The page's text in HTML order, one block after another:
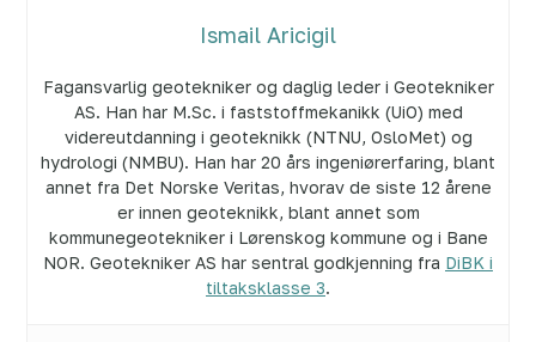
Ismail Aricigil
Fagansvarlig geotekniker og daglig leder i Geotekniker
AS. Han har M.Sc. i faststoffmekanikk (UiO) med
videreutdanning i geoteknikk (NTNU, OsloMet) og
hydrologi (NMBU). Han har 20 års ingeniørerfaring, blant
annet fra Det Norske Veritas, hvorav de siste 12 årene
er innen geoteknikk, blant annet som
kommunegeotekniker i Lørenskog kommune og i Bane
NOR. Geotekniker AS har sentral godkjenning fra DiBK i
tiltaksklasse 3.